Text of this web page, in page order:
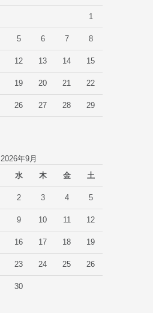
1
5 6 7 8
12 13 14 15
19 20 21 22
26 27 28 29
2026年9月
水 木 金 土
2 3 4 5
9 10 11 12
16 17 18 19
23 24 25 26
30